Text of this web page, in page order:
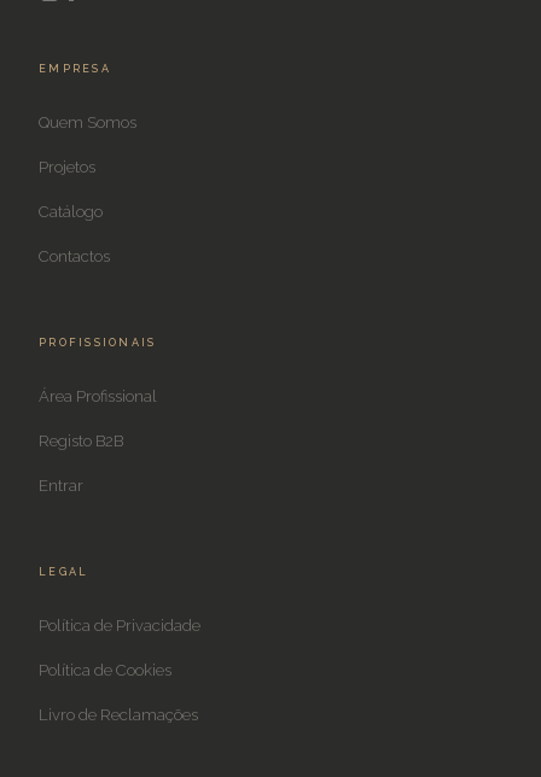
EMPRESA
Quem Somos
Projetos
Catálogo
Contactos
PROFISSIONAIS
Área Profissional
Registo B2B
Entrar
LEGAL
Política de Privacidade
Política de Cookies
Livro de Reclamações